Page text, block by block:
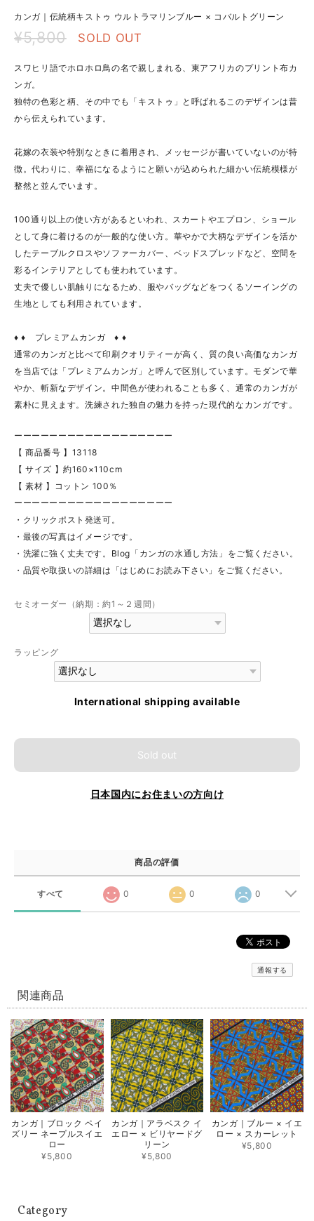
カンガ｜伝統柄キストゥ ウルトラマリンブルー × コバルトグリーン
¥5,800 SOLD OUT
スワヒリ語でホロホロ鳥の名で親しまれる、東アフリカのプリント布カ
ンガ。
独特の色彩と柄、その中でも「キストゥ」と呼ばれるこのデザインは昔
から伝えられています。
花嫁の衣装や特別なときに着用され、メッセージが書いていないのが特
徴。代わりに、幸福になるようにと願いが込められた細かい伝統模様が
整然と並んでいます。
100通り以上の使い方があるといわれ、スカートやエプロン、ショール
として身に着けるのが一般的な使い方。華やかで大柄なデザインを活か
したテーブルクロスやソファーカバー、ベッドスプレッドなど、空間を
彩るインテリアとしても使われています。
丈夫で優しい肌触りになるため、服やバッグなどをつくるソーイングの
生地としても利用されています。
♦ ♦ プレミアムカンガ ♦ ♦
通常のカンガと比べて印刷クオリティーが高く、質の良い高価なカンガ
を当店では「プレミアムカンガ」と呼んで区別しています。モダンで華
やか、斬新なデザイン。中間色が使われることも多く、通常のカンガが
素朴に見えます。洗練された独自の魅力を持った現代的なカンガです。
ーーーーーーーーーーーーーーーーーー
【 商品番号 】13118
【 サイズ 】約160×110cm
【 素材 】コットン 100％
ーーーーーーーーーーーーーーーーーー
・クリックポスト発送可。
・最後の写真はイメージです。
・洗濯に強く丈夫です。Blog「カンガの水通し方法」をご覧ください。
・品質や取扱いの詳細は「はじめにお読み下さい」をご覧ください。
セミオーダー（納期：約1～２週間）
ラッピング
International shipping available
Sold out
日本国内にお住まいの方向け
商品の評価
すべて 0 0 0
通報する
関連商品
カンガ｜ブロック ペイ
ズリー ネープルスイエ
ロー
¥5,800
カンガ｜アラベスク イ
エロー × ビリヤードグ
リーン
¥5,800
カンガ｜ブルー × イエ
ロー × スカーレット
¥5,800
Category